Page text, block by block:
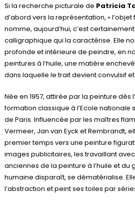
Si la recherche picturale de Patricia
d’abord vers la représentation, «
nomme, aujourd’hui, c’est
calligraphique qui la caractérise. Elle
profonde et intérieure de peindre, en
peintures à l’huile, une matière
dans laquelle le trait devient convulsif
Née en 1957, attirée par la peinture dès
formation classique à l’Ecole nationale
de Paris. Influencée par les maîtres
Vermeer, Jan van Eyck et Rembrandt,
premier temps vers une peinture
images publicitaires, les travaillant
anciennes de la peinture à l’huile et du
humaine disparaît, se dématérialise.
l’abstraction et peint ses toiles par